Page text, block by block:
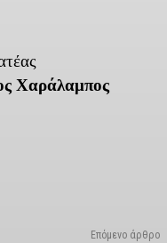
Χαράλαμπος
Επόμενο άρθρο